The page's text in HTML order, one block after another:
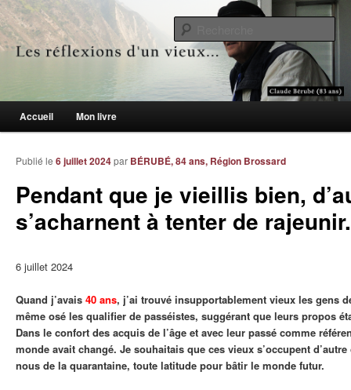
Les réflexions d'un vieux…
Le blogue des aînés de 65 ans et +
Menu principal
Aller au contenu principal
Aller au contenu secondaire
Accueil Mon livre
Pendant que je vieillis bien,
s’acharnent à tenter de rajeunir.
Publié le 6 juillet 2024par BÉRUBÉ, 84 ans, Région Brossard
6 juillet 2024
Quand j’avais 40 ans, j’ai trouvé insupportablement vieux les gens
même osé les qualifier de passéistes, suggérant que leurs propos
Dans le confort des acquis de l’âge et avec leur passé comme
monde avait changé. Je souhaitais que ces vieux s’occupent
nous de la quarantaine, toute latitude pour bâtir le monde futur.